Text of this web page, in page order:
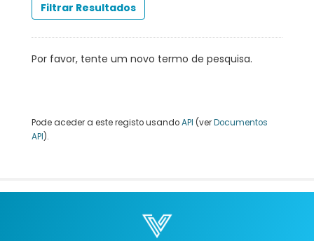
Filtrar Resultados
Por favor, tente um novo termo de pesquisa.
Pode aceder a este registo usandoAPI (verDocumentos
API).